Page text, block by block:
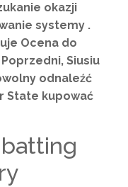
okazji
systemy .
Ocena do
Siusiu
odnaleźć
State kupować